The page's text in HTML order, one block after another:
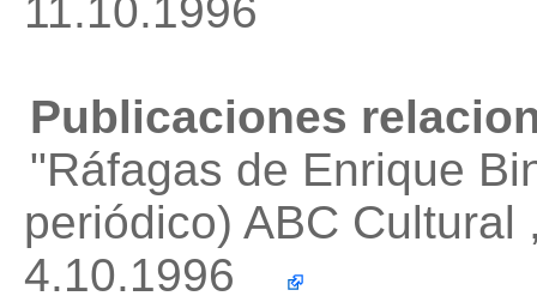
11.10.1996
Publicaciones
"Ráfagas de Enrique
periódico) ABC Cultural
4.10.1996